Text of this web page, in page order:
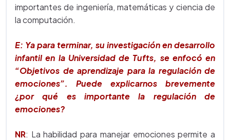
importantes de ingeniería, matemáticas y ciencia de
la computación.
E: Ya para terminar, su investigación en desarrollo
infantil en la Universidad de Tufts, se enfocó en
“Objetivos de aprendizaje para la regulación de
emociones”. Puede explicarnos brevemente
¿por qué es importante la regulación de
emociones?
NR: La habilidad para manejar emociones permite a